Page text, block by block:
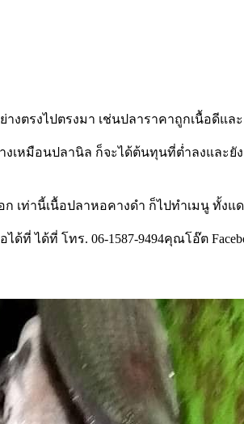
ตรงไปตรงมา เช่นปลาราคาถูกเนื้อดีแ
หมือนปลานิล ก็จะได้ต้นทุนที่ต่ำลงและยั
เท่านี้เนื้อปลาหอคางดำ ก็ไปทำเมนู ทั้งแ
ที่ โทร. 06-1587-9494คุณโอ๊ต